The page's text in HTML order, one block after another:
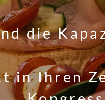
die
in Ihren